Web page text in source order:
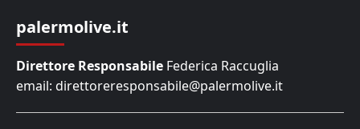
palermolive.it
Direttore Responsabile Federica Raccuglia
email: direttoreresponsabile@palermolive.it